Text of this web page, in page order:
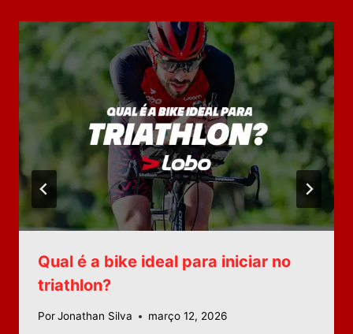
Qual é a bike ideal para iniciar no
triathlon?
PorJonathan Silva março 12, 2026